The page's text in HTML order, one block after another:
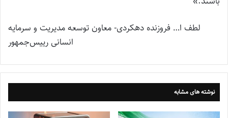
لطف ا… فروزنده دهکردی- معاون توسعه مدیریت و سرمایه
انسانی رییس‌جمهور
نوشته های مشابه